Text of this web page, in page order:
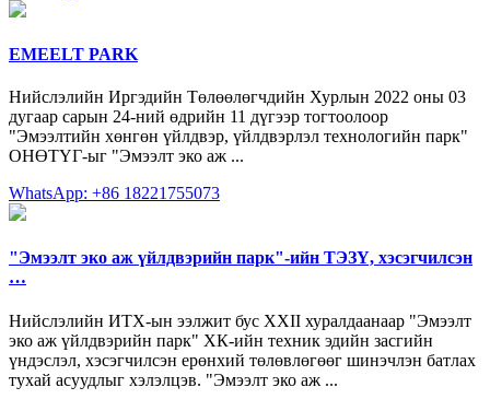
EMEELT PARK
Нийслэлийн Иргэдийн Төлөөлөгчдийн Хурлын 2022 оны 03
дугаар сарын 24-ний өдрийн 11 дүгээр тогтоолоор
"Эмээлтийн хөнгөн үйлдвэр, үйлдвэрлэл технологийн парк"
ОНӨТҮГ-ыг "Эмээлт эко аж ...
WhatsApp: +86 18221755073
"Эмээлт эко аж үйлдвэрийн парк"-ийн ТЭЗҮ, хэсэгчилсэн
…
Нийслэлийн ИТХ-ын ээлжит бус XXII хуралдаанаар "Эмээлт
эко аж үйлдвэрийн парк" ХК-ийн техник эдийн засгийн
үндэслэл, хэсэгчилсэн ерөнхий төлөвлөгөөг шинэчлэн батлах
тухай асуудлыг хэлэлцэв. "Эмээлт эко аж ...